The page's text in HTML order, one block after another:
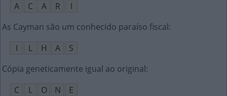
A
C A R
I
As Cayman são um conhecido paraíso fiscal:
I
L H A
S
Cópia geneticamente igual ao original:
C
L O N
E